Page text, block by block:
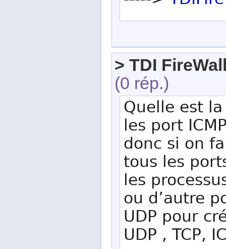
> TDI
(0 rép.)
Quelle est
les port
donc si on
tous les
les
ou d’autre
UDP pour
UDP , TCP,